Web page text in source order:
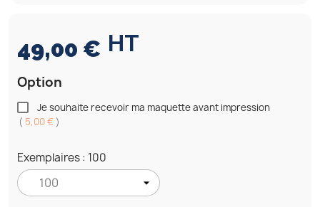
49,00 € HT
Option
Je souhaite recevoir ma maquette avant impression
( 5,00 € )
Exemplaires : 100